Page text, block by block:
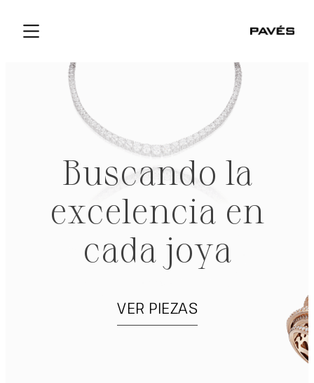
Buscando la
excelencia en
cada joya
VER PIEZAS